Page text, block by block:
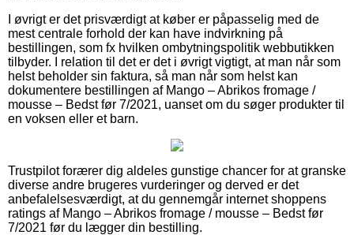
I øvrigt er det prisværdigt at køber er påpasselig med de
mest centrale forhold der kan have indvirkning på
bestillingen, som fx hvilken ombytningspolitik webbutikken
tilbyder. I relation til det er det i øvrigt vigtigt, at man når som
helst beholder sin faktura, så man når som helst kan
dokumentere bestillingen af Mango – Abrikos fromage /
mousse – Bedst før 7/2021, uanset om du søger produkter til
en voksen eller et barn.
Trustpilot forærer dig aldeles gunstige chancer for at granske
diverse andre brugeres vurderinger og derved er det
anbefalelsesværdigt, at du gennemgår internet shoppens
ratings af Mango – Abrikos fromage / mousse – Bedst før
7/2021 før du lægger din bestilling.